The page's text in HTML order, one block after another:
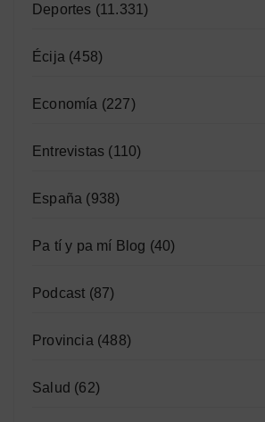
Deportes (11.331)
Écija (458)
Economía (227)
Entrevistas (110)
España (938)
Pa tí y pa mí Blog (40)
Podcast (87)
Provincia (488)
Salud (62)